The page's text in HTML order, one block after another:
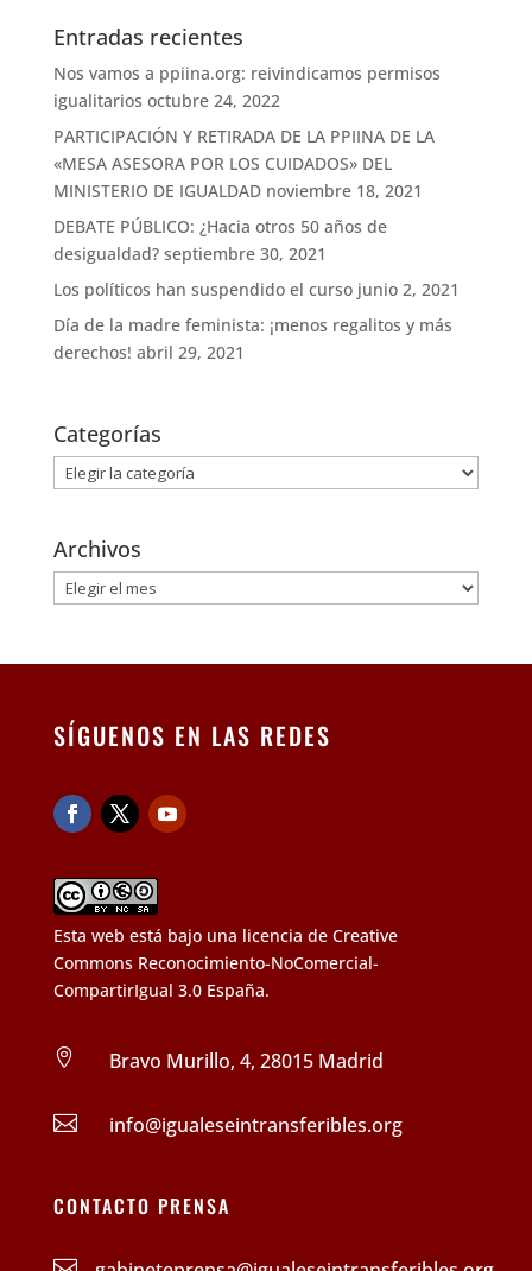
Entradas recientes
Nos vamos a ppiina.org: reivindicamos permisos
igualitarios octubre 24, 2022
PARTICIPACIÓN Y RETIRADA DE LA PPIINA DE LA
«MESA ASESORA POR LOS CUIDADOS» DEL
MINISTERIO DE IGUALDAD noviembre 18, 2021
DEBATE PÚBLICO: ¿Hacia otros 50 años de
desigualdad? septiembre 30, 2021
Los políticos han suspendido el curso junio 2, 2021
Día de la madre feminista: ¡menos regalitos y más
derechos! abril 29, 2021
Categorías
Categorías
Archivos
Archivos
SÍGUENOS EN LAS REDES
Esta web está bajo una licencia de Creative
Commons Reconocimiento-NoComercial-
CompartirIgual 3.0 España.
 Bravo Murillo, 4, 28015 Madrid
 info@igualeseintransferibles.org
CONTACTO PRENSA